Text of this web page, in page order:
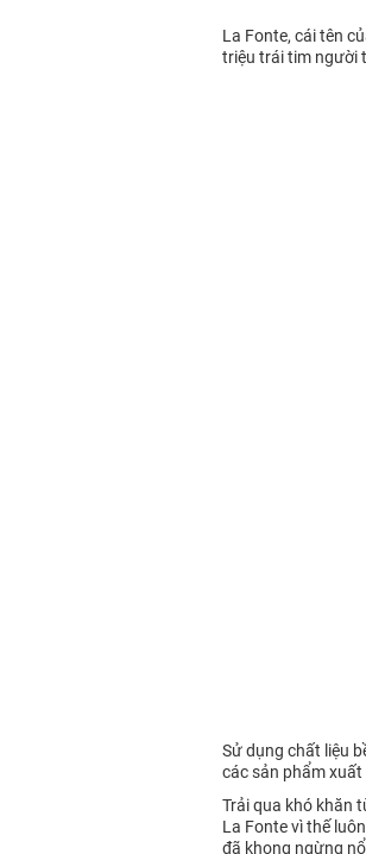
La Fonte, cái tên
triệu trái tim người
Sử dụng chất liệu
các sản phẩm
Trải qua khó khăn
La Fonte vì thế
đã khong ngừng